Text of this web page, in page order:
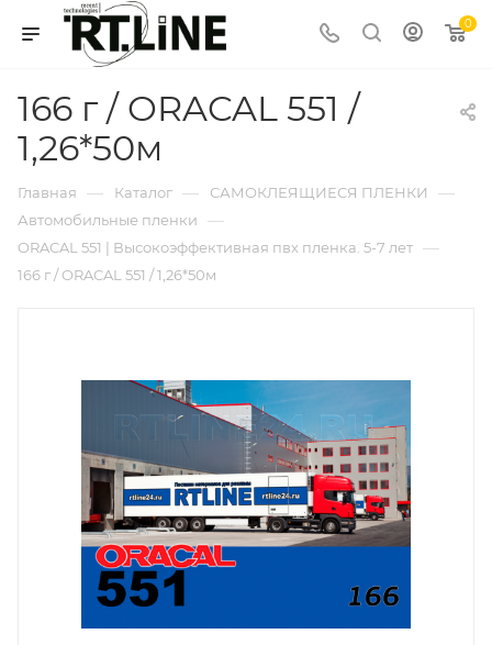
0
166 г / ORACAL 551 /
1,26*50м
Главная — Каталог — САМОКЛЕЯЩИЕСЯ ПЛЕНКИ —
Автомобильные пленки —
ORACAL 551 | Высокоэффективная пвх пленка. 5-7 лет —
166 г / ORACAL 551 / 1,26*50м